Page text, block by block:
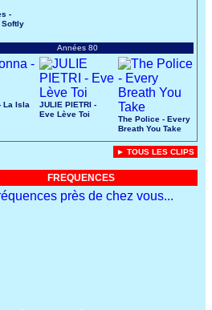
-
Softly
Années 80
La Isla
JULIE PIETRI -
Eve Lève Toi
The Police - Every
Breath You Take
► TOUS LES CLIPS
FREQUENCES